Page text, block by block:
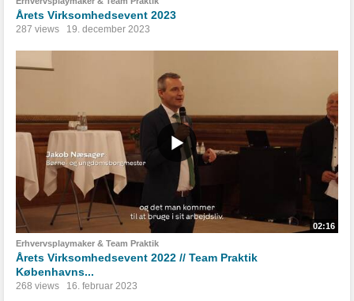
Årets Virksomhedsevent 2023
287 views 19. december 2023
02:16
Erhvervsplaymaker & Team Praktik
Årets Virksomhedsevent 2022 // Team Praktik
Københavns...
268 views 16. februar 2023